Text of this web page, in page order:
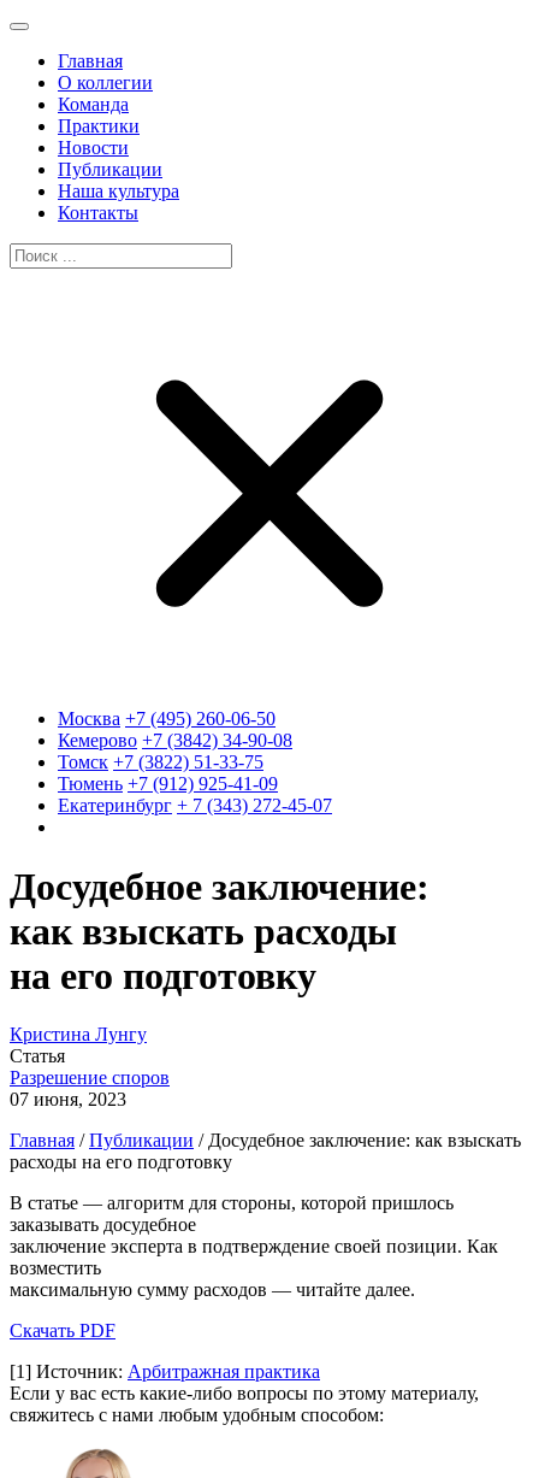
Главная
О коллегии
Команда
Практики
Новости
Публикации
Наша культура
Контакты
Москва +7 (495) 260-06-50
Кемерово +7 (3842) 34-90-08
Томск +7 (3822) 51-33-75
Тюмень +7 (912) 925-41-09
Екатеринбург + 7 (343) 272-45-07
Досудебное заключение:
как взыскать расходы
на его подготовку
Кристина Лунгу
Статья
Разрешение споров
07 июня, 2023
Главная /Публикации / Досудебное заключение: как взыскать
расходы на его подготовку
В статье — алгоритм для стороны, которой пришлось
заказывать досудебное
заключение эксперта в подтверждение своей позиции. Как
возместить
максимальную сумму расходов — читайте далее.
Скачать PDF
[1] Источник: Арбитражная практика
Если у вас есть какие-либо вопросы по этому материалу,
свяжитесь с нами любым удобным способом: